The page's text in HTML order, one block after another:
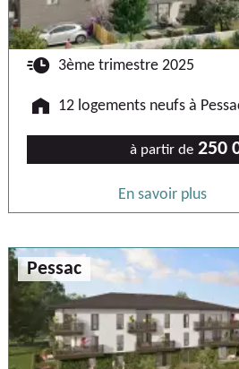
🕐 3ème trimestre 2025
🏠 12 logements neufs à
à partir de 250
En savoir plus
Pessac